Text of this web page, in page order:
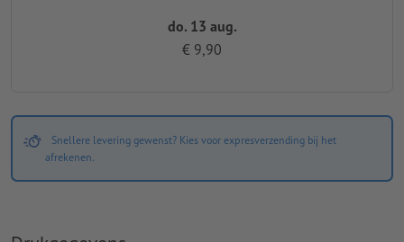
do. 13 aug.
€ 9,90
Snellere levering gewenst? Kies voor expresverzending bij het
afrekenen.